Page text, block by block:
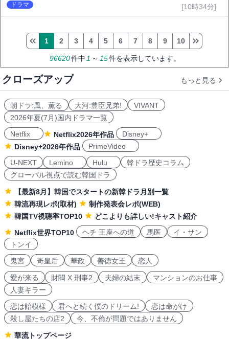
ドラマ [10時34分]
96620件中 1 ～ 15件を表示しています。
1 2 3 4 5 6 7 8 9 10
クローズアップ もっと見る
朝ドラ:風、薫る 大河:豊臣兄弟!
VIVANT
2026年夏(7月)国内ドラマ一覧
Netflix
Netflix2026年作品
Disney+
Disney+2026年作品
PrimeVideo
U-NEXT
Lemino Hulu
韓ドラ歴史コラム
グローバル視点で読む韓国ドラ
【最新8月】韓国でスタートの新韓ドラ月別一覧
韓流再現レポ(取材)
制作発表会レポ(WEB)
韓国TV視聴率TOP10
どこよりも詳しい!キャスト紹介
Netflix世界TOP10
ヘチ 王座への道 馬医
イ・サン
トンイ
鬼宮
奇皇后 華政 善徳女王 恋人
愛が来る 財閥 X 刑事2 夫婦の結末
マンションのお仕事
人妻キラー
恋は飴模様
君へと続く僕のドリーム!
恋は命がけ
殺し屋たちの店2
今、不倫が問題ではありません
華流トップページ